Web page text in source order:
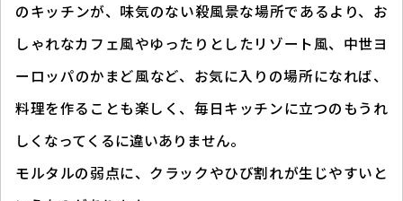
のキッチンが、味気のない殺風景な場所であるより、お
しゃれなカフェ風やゆったりとしたリゾート風、中世ヨ
ーロッパのかまど風など、お気に入りの場所になれば、
料理を作ることも楽しく、毎日キッチンに立つのもうれ
しくなってくるに違いありません。
モルタルの弱点に、クラックやひび割れが生じやすいと